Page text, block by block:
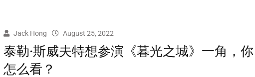
Jack Hong August 25, 2022
泰勒·斯威夫特想参演《暮光之城》一角，你
怎么看？